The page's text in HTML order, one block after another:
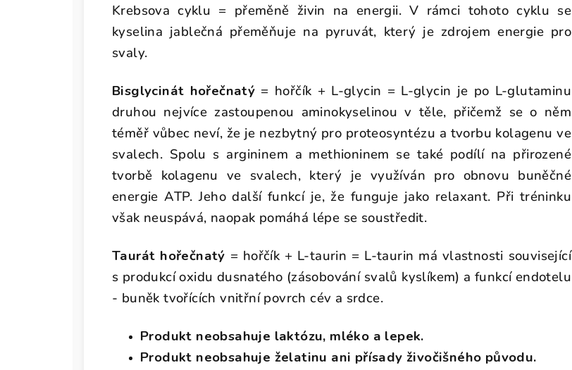
Krebsova cyklu = přeměně živin na energii. V rámci tohoto cyklu se
kyselina jablečná přeměňuje na pyruvát, který je zdrojem energie pro
svaly.
Bisglycinát hořečnatý = hořčík + L-glycin = L-glycin je po L-glutaminu
druhou nejvíce zastoupenou aminokyselinou v těle, přičemž se o něm
téměř vůbec neví, že je nezbytný pro proteosyntézu a tvorbu kolagenu ve
svalech. Spolu s argininem a methioninem se také podílí na přirozené
tvorbě kolagenu ve svalech, který je využíván pro obnovu buněčné
energie ATP. Jeho další funkcí je, že funguje jako relaxant. Při tréninku
však neuspává, naopak pomáhá lépe se soustředit.
Taurát hořečnatý = hořčík + L-taurin = L-taurin má vlastnosti související
s produkcí oxidu dusnatého (zásobování svalů kyslíkem) a funkcí endotelu
- buněk tvořících vnitřní povrch cév a srdce.
Produkt neobsahuje laktózu, mléko a lepek.
Produkt neobsahuje želatinu ani přísady živočišného původu.